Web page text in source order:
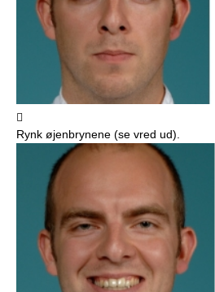

Rynk øjenbrynene (se vred ud).